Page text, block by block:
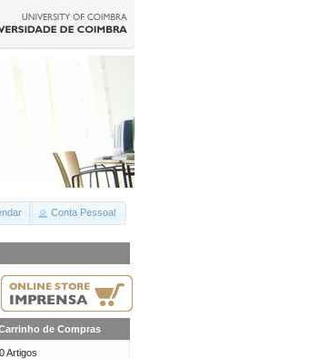
Conta Pessoal
de Compras
0 Artigos